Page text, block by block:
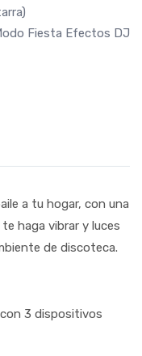
Fiesta Efectos DJ
a tu hogar, con una
haga vibrar y luces
de discoteca.
3 dispositivos